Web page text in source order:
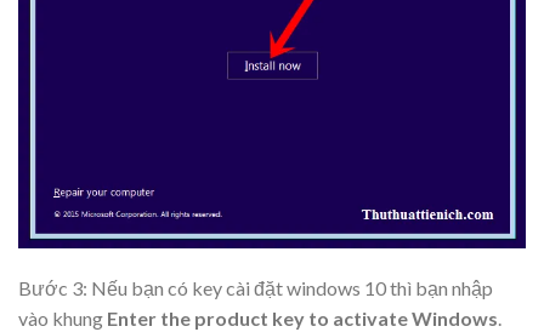
Bước 3: Nếu bạn có key cài đặt windows 10 thì bạn nhập
vào khung Enter the product key to activate Windows.